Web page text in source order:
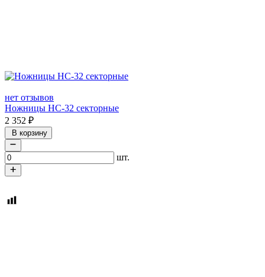
нет отзывов
Ножницы HC-32 секторные
2 352 ₽
В корзину
шт.